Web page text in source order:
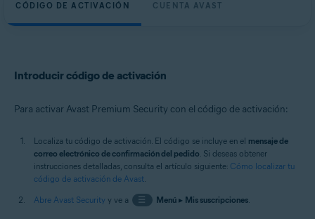
CÓDIGO DE ACTIVACIÓN CUENTA AVAST
Introducir código de activación
Para activar Avast Premium Security con el código de activación:
Localiza tu código de activación. El código se incluye en el mensaje de
correo electrónico de confirmación del pedido. Si deseas obtener
instrucciones detalladas, consulta el artículo siguiente: Cómo localizar tu
código de activación de Avast.
Abre Avast Security y ve a ☰ Menú▸ Mis suscripciones.